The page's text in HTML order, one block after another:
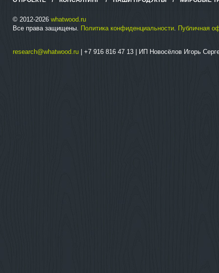
© 2012-2026 whatwood.ru
Все права защищены. Политика конфиденциальности. Публичная
research@whatwood.ru | +7 916 816 47 13 | ИП Новосёлов Игорь